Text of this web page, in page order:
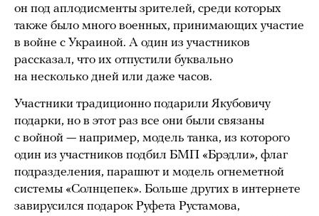
он под аплодисменты зрителей, среди которых
также было много военных, принимающих участие
в войне с Украиной. А один из участников
рассказал, что их отпустили буквально
на несколько дней или даже часов.
Участники традиционно подарили Якубовичу
подарки, но в этот раз все они были связаны
с войной — например, модель танка, из которого
один из участников подбил БМП «Брэдли», флаг
подразделения, парашют и модель огнеметной
системы «Солнцепек». Больше других в интернете
завирусился подарок Руфета Рустамова,